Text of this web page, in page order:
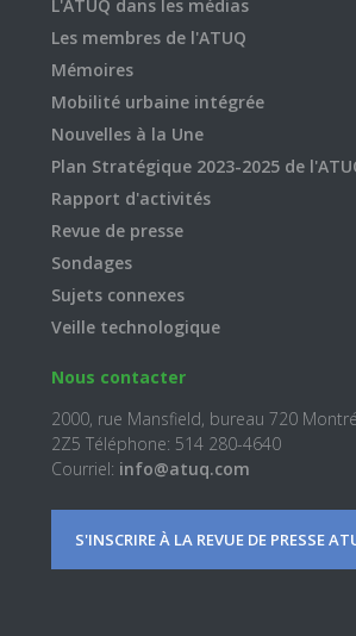
L'ATUQ dans les médias
Les membres de l'ATUQ
Mémoires
Mobilité urbaine intégrée
Nouvelles à la Une
Plan Stratégique 2023-2025 de
Rapport d'activités
Revue de presse
Sondages
Sujets connexes
Veille technologique
Nous contacter
2000, rue Mansfield, bureau 720
2Z5 Téléphone: 514 280-4640
Courriel: info@atuq.com
S'INSCRIRE À LA REVUE DE PRESSE